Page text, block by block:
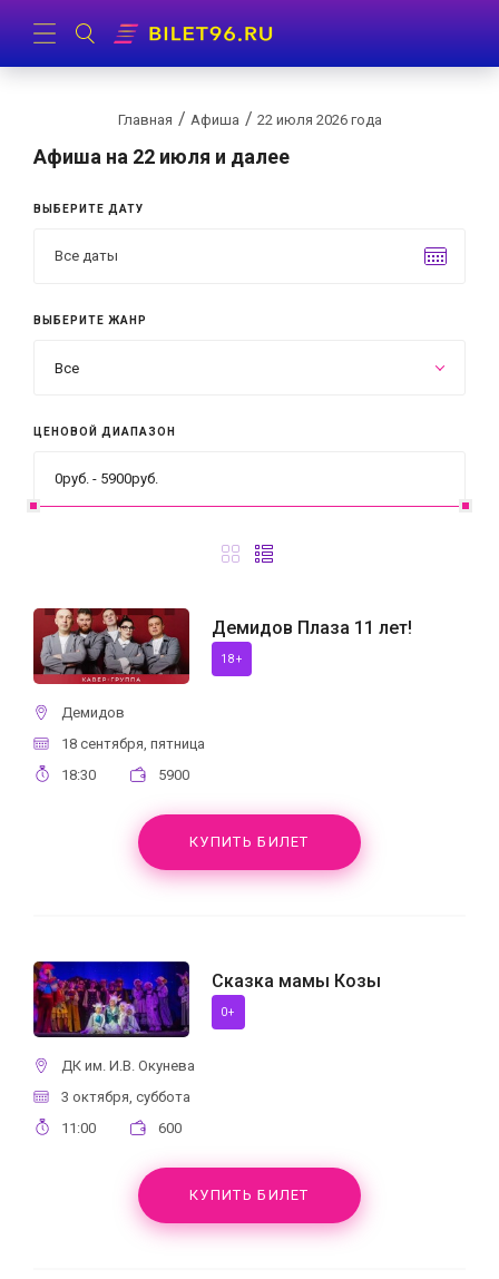
Главная Афиша 22 июля 2026 года
Афиша на 22 июля и далее
ВЫБЕРИТЕ ДАТУ
ВЫБЕРИТЕ ЖАНР
Все
ЦЕНОВОЙ ДИАПАЗОН
Демидов Плаза 11 лет!
18+
Демидов
18 сентября, пятница
18:30
5900
КУПИТЬ БИЛЕТ
Сказка мамы Козы
0+
ДК им. И.В. Окунева
3 октября, суббота
11:00
600
КУПИТЬ БИЛЕТ